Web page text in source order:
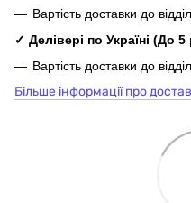
Вартість доставки до
✓ Делівері по Україні (До 5
Вартість доставки до
Більше інформації про